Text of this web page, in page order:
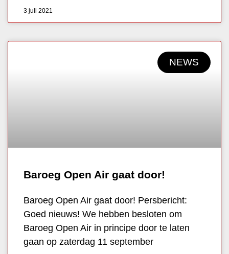
3 juli 2021
NEWS
Baroeg Open Air gaat door!
Baroeg Open Air gaat door! Persbericht:
Goed nieuws! We hebben besloten om
Baroeg Open Air in principe door te laten
gaan op zaterdag 11 september